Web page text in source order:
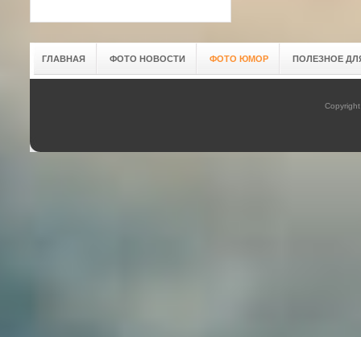
ГЛАВНАЯ ФОТО НОВОСТИ ФОТО ЮМОР ПОЛЕЗНОЕ